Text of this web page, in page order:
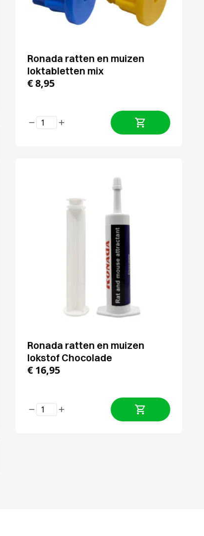
Ronada ratten en muizen
loktabletten mix
€8,95
Ronada ratten en muizen
lokstof Chocolade
€ 16,95